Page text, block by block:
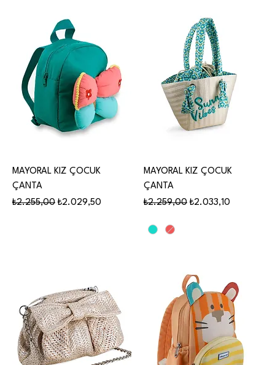
MAYORAL KIZ ÇOCUK
ÇANTA
Normal Fiyat
₺2.255,00 İndirimli Fiyat
₺2.029,50
MAYORAL KIZ ÇOCUK
ÇANTA
Normal Fiyat
₺2.259,00 İndirimli Fiyat
₺2.033,10